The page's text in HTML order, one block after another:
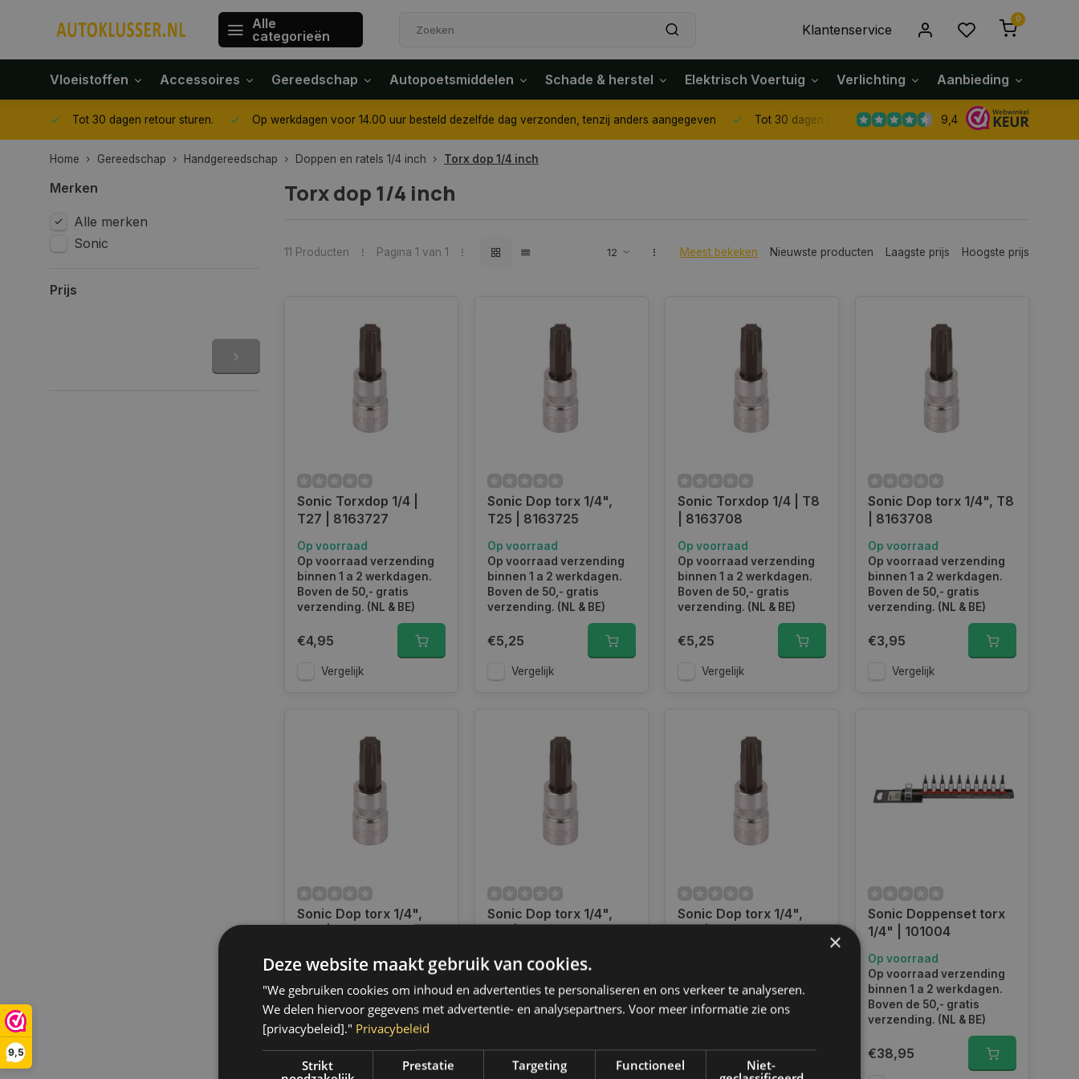
9,5
Alle
categorieën
Klantenservice
0
Vloeistoffen Accessoires Gereedschap Autopoetsmiddelen Schade & herstel Elektrisch Voertuig Verlichting Aanbieding
Tot 30 dagen retour sturen. Op werkdagen voor 14.00 uur besteld dezelfde dag verzonden, tenzij anders aangegeven Tot 30 dagen retour sturen. 9,4
Home Gereedschap Handgereedschap Doppen en ratels 1/4 inch Torx dop 1/4 inch
Merken
Alle merken
Sonic
Prijs
Torx dop 1/4 inch
11 Producten Pagina 1 van 1 Meest bekeken Nieuwste producten Laagste prijs Hoogste prijs
Sonic Torxdop 1/4 |
T27 | 8163727
Op voorraad
Op voorraad verzending
binnen 1 a 2 werkdagen.
Boven de 50,- gratis
verzending. (NL & BE)
€4,95
Vergelijk
Sonic Dop torx 1/4",
T25 | 8163725
Op voorraad
Op voorraad verzending
binnen 1 a 2 werkdagen.
Boven de 50,- gratis
verzending. (NL & BE)
€5,25
Vergelijk
Sonic Torxdop 1/4 | T8
| 8163708
Op voorraad
Op voorraad verzending
binnen 1 a 2 werkdagen.
Boven de 50,- gratis
verzending. (NL & BE)
€5,25
Vergelijk
Sonic Dop torx 1/4", T8
| 8163708
Op voorraad
Op voorraad verzending
binnen 1 a 2 werkdagen.
Boven de 50,- gratis
verzending. (NL & BE)
€3,95
Vergelijk
Sonic Dop torx 1/4",
Op voorraad
Op voorraad verzending
binnen 1 a 2 werkdagen.
Boven de 50,- gratis
verzending. (NL & BE)
€5,50
Sonic Dop torx 1/4",
Op voorraad
Op voorraad verzending
binnen 1 a 2 werkdagen.
Boven de 50,- gratis
verzending. (NL & BE)
€4,95
Sonic Dop torx 1/4",
binnen 1 a 2 werkdagen.
Boven de 50,- gratis
€5,95
Sonic Doppenset torx
1/4" | 101004
Op voorraad
Op voorraad verzending
binnen 1 a 2 werkdagen.
Boven de 50,- gratis
verzending. (NL & BE)
€38,95
×
Deze website maakt gebruik van cookies.
"We gebruiken cookies om inhoud en advertenties te personaliseren en ons verkeer te analyseren.
We delen hiervoor gegevens met advertentie- en analysepartners. Voor meer informatie zie ons
[privacybeleid]." Privacybeleid
Strikt
Prestatie Targeting Functioneel
Niet-